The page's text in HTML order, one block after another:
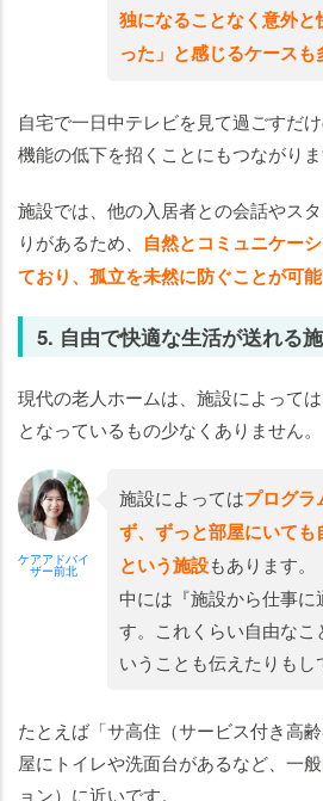
独になることなく意外
った」と感じるケースも
自宅で一日中テレビを見て過ごすだ
機能の低下を招くことにもつながりま
施設では、他の入居者との会話やス
りがあるため、 自然とコミュニケー
ており、孤立を未然に防ぐことが可
5. 自由で快適な生活が送れる
現代の老人ホームは、施設によって
となっているもの少なくありません。
ケアアドバイ
ザー前北
施設によってはプログラ
ず、ずっと部屋にいて
という施設もあります。
中には『施設から仕事に
す。これくらい自由なこ
いうことも伝えたりもし
たとえば「サ高住（サービス付き高
屋にトイレや洗面台があるなど、一
ョン）に近いです。